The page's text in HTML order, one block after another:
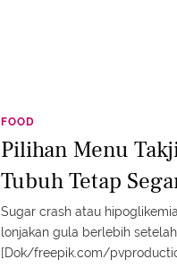
FOOD
Pilihan Menu
Tubuh Tetap
Sugar crash atau
lonjakan gula berlebih
[Dok/freepik.com/